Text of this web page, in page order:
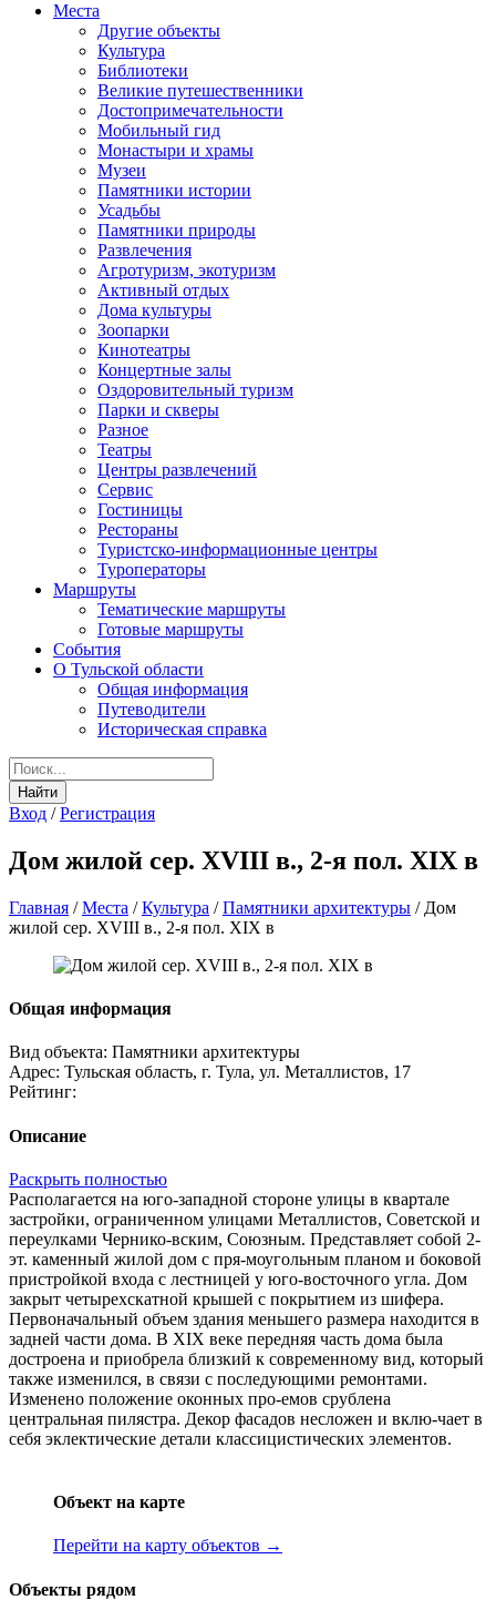
Места
Другие объекты
Культура
Библиотеки
Великие путешественники
Достопримечательности
Мобильный гид
Монастыри и храмы
Музеи
Памятники истории
Усадьбы
Памятники природы
Развлечения
Агротуризм, экотуризм
Активный отдых
Дома культуры
Зоопарки
Кинотеатры
Концертные залы
Оздоровительный туризм
Парки и скверы
Разное
Театры
Центры развлечений
Сервис
Гостиницы
Рестораны
Туристско-информационные центры
Туроператоры
Маршруты
Тематические маршруты
Готовые маршруты
События
О Тульской области
Общая информация
Путеводители
Историческая справка
Вход /Регистрация
Дом жилой сер. XVIII в., 2-я пол. XIX в
Главная /Места /Культура /Памятники архитектуры / Дом
жилой сер. XVIII в., 2-я пол. XIX в
Общая информация
Вид объекта: Памятники архитектуры
Адрес: Тульская область, г. Тула, ул. Металлистов, 17
Рейтинг:
Описание
Раскрыть полностью
Располагается на юго-западной стороне улицы в квартале
застройки, ограниченном улицами Металлистов, Советской и
переулками Чернико-вским, Союзным. Представляет собой 2-
эт. каменный жилой дом с пря-моугольным планом и боковой
пристройкой входа с лестницей у юго-восточного угла. Дом
закрыт четырехскатной крышей с покрытием из шифера.
Первоначальный объем здания меньшего размера находится в
задней части дома. В XIX веке передняя часть дома была
достроена и приобрела близкий к современному вид, который
также изменился, в связи с последующими ремонтами.
Изменено положение оконных про-емов срублена
центральная пилястра. Декор фасадов несложен и вклю-чает в
себя эклектические детали классицистических элементов.
Объект на карте
Перейти на карту объектов →
Объекты рядом